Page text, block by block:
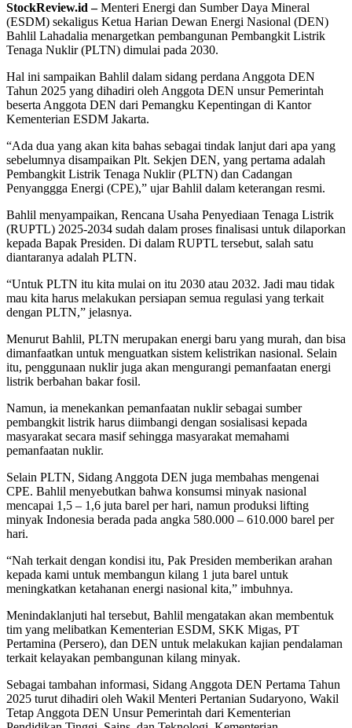
StockReview.id –Menteri Energi dan Sumber Daya Mineral
(ESDM) sekaligus Ketua Harian Dewan Energi Nasional (DEN)
Bahlil Lahadalia menargetkan pembangunan Pembangkit Listrik
Tenaga Nuklir (PLTN) dimulai pada 2030.
Hal ini sampaikan Bahlil dalam sidang perdana Anggota DEN
Tahun 2025 yang dihadiri oleh Anggota DEN unsur Pemerintah
beserta Anggota DEN dari Pemangku Kepentingan di Kantor
Kementerian ESDM Jakarta.
“Ada dua yang akan kita bahas sebagai tindak lanjut dari apa yang
sebelumnya disampaikan Plt. Sekjen DEN, yang pertama adalah
Pembangkit Listrik Tenaga Nuklir (PLTN) dan Cadangan
Penyanggga Energi (CPE),” ujar Bahlil dalam keterangan resmi.
Bahlil menyampaikan, Rencana Usaha Penyediaan Tenaga Listrik
(RUPTL) 2025-2034 sudah dalam proses finalisasi untuk dilaporkan
kepada Bapak Presiden. Di dalam RUPTL tersebut, salah satu
diantaranya adalah PLTN.
“Untuk PLTN itu kita mulai on itu 2030 atau 2032. Jadi mau tidak
mau kita harus melakukan persiapan semua regulasi yang terkait
dengan PLTN,” jelasnya.
Menurut Bahlil, PLTN merupakan energi baru yang murah, dan bisa
dimanfaatkan untuk menguatkan sistem kelistrikan nasional. Selain
itu, penggunaan nuklir juga akan mengurangi pemanfaatan energi
listrik berbahan bakar fosil.
Namun, ia menekankan pemanfaatan nuklir sebagai sumber
pembangkit listrik harus diimbangi dengan sosialisasi kepada
masyarakat secara masif sehingga masyarakat memahami
pemanfaatan nuklir.
Selain PLTN, Sidang Anggota DEN juga membahas mengenai
CPE. Bahlil menyebutkan bahwa konsumsi minyak nasional
mencapai 1,5 – 1,6 juta barel per hari, namun produksi lifting
minyak Indonesia berada pada angka 580.000 – 610.000 barel per
hari.
“Nah terkait dengan kondisi itu, Pak Presiden memberikan arahan
kepada kami untuk membangun kilang 1 juta barel untuk
meningkatkan ketahanan energi nasional kita,” imbuhnya.
Menindaklanjuti hal tersebut, Bahlil mengatakan akan membentuk
tim yang melibatkan Kementerian ESDM, SKK Migas, PT
Pertamina (Persero), dan DEN untuk melakukan kajian pendalaman
terkait kelayakan pembangunan kilang minyak.
Sebagai tambahan informasi, Sidang Anggota DEN Pertama Tahun
2025 turut dihadiri oleh Wakil Menteri Pertanian Sudaryono, Wakil
Tetap Anggota DEN Unsur Pemerintah dari Kementerian